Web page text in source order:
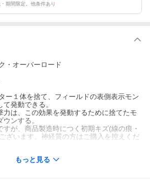
期間限定。他条件あり
・オーバーロード
ー１体を捨て、フィールドの表側表示モン
発動できる。
力は、この効果を発動するために捨てたモ
ンする。
が、商品製造時につく初期キズ(線の痕・
ざいます。神経質の方はご購入を控えくだ
もっと見る